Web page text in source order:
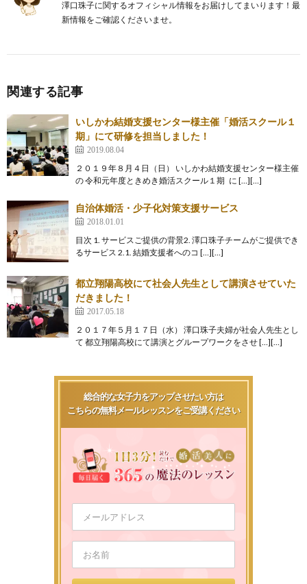
澤口珠子に関するオフィシャル情報をお届けしてまいります！最
新情報をご確認くださいませ。
関連する記事
いしかわ結婚支援センター様主催「婚活スクール１
期」にて研修を担当しました！
2019.08.04
２０１９年８月４日（日） いしかわ結婚支援センター様主催
の 令和元年度ときめき婚活スクール１期 に […][…]
自治体婚活・少子化対策支援サービス
2018.01.01
目次 1. サービスご提供の背景2. 澤口珠子チームがご提供でき
るサービス 2.1. 結婚支援者へのコ […][…]
都立翔陽高校にて社会人先生として講演させていた
だきました！
2017.05.18
２０１７年５月１７日（水） 澤口珠子夫婦が社会人先生とし
て 都立翔陽高校にて講演とグループワークをさせ […][…]
総合的な女子力をアップさせたい方は
こちらの無料メールレッスンをご受講ください